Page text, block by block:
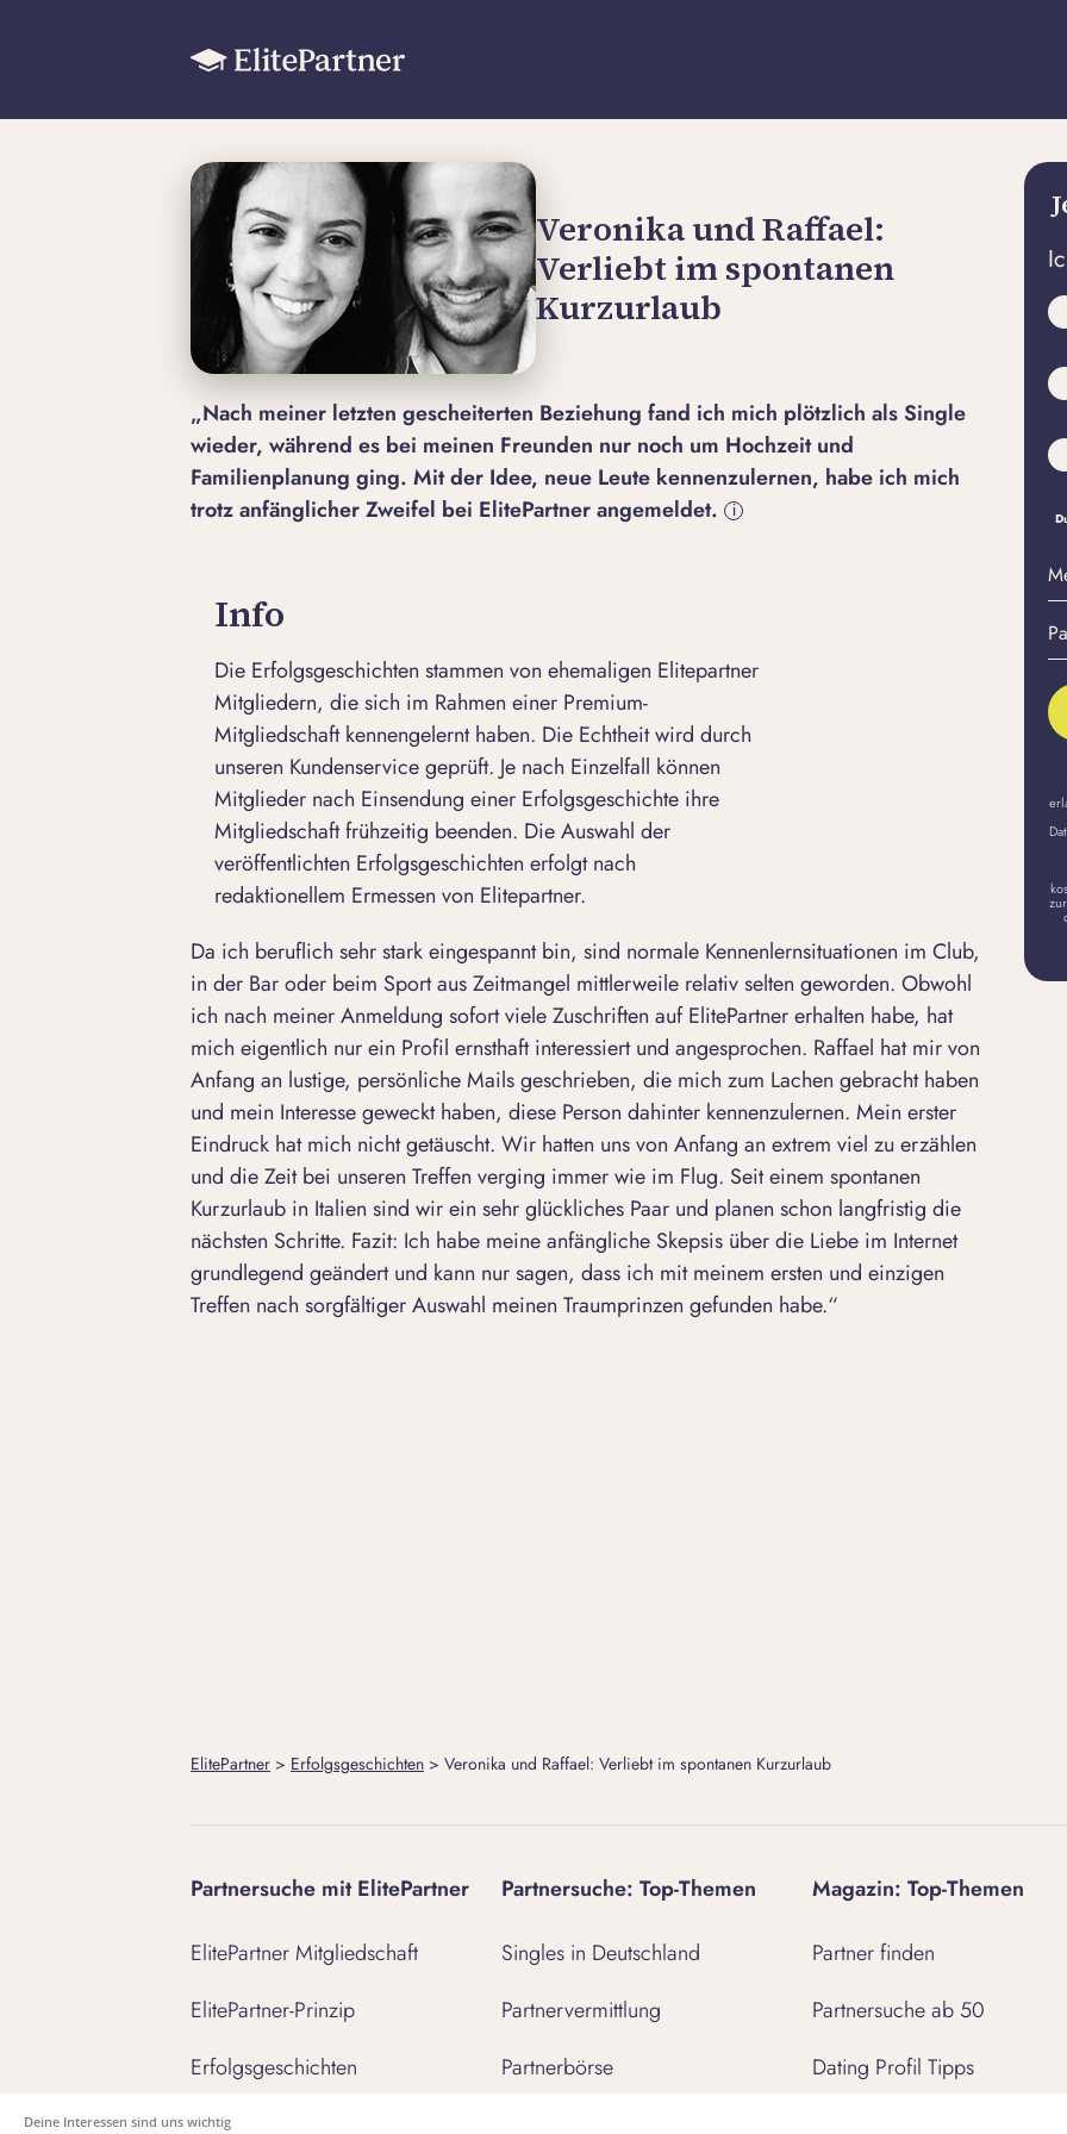
Veronika und Raffael:
Verliebt im spontanen
Kurzurlaub
„Nach meiner letzten gescheiterten Beziehung fand ich mich plötzlich als Single
wieder, während es bei meinen Freunden nur noch um Hochzeit und
Familienplanung ging. Mit der Idee, neue Leute kennenzulernen, habe ich mich
trotz anfänglicher Zweifel bei ElitePartner angemeldet.
i
Info
Die Erfolgsgeschichten stammen von ehemaligen Elitepartner
Mitgliedern, die sich im Rahmen einer Premium-
Mitgliedschaft kennengelernt haben. Die Echtheit wird durch
unseren Kundenservice geprüft. Je nach Einzelfall können
Mitglieder nach Einsendung einer Erfolgsgeschichte ihre
Mitgliedschaft frühzeitig beenden. Die Auswahl der
veröffentlichten Erfolgsgeschichten erfolgt nach
redaktionellem Ermessen von Elitepartner.
Da ich beruflich sehr stark eingespannt bin, sind normale Kennenlernsituationen im Club,
in der Bar oder beim Sport aus Zeitmangel mittlerweile relativ selten geworden. Obwohl
ich nach meiner Anmeldung sofort viele Zuschriften auf ElitePartner erhalten habe, hat
mich eigentlich nur ein Profil ernsthaft interessiert und angesprochen. Raffael hat mir von
Anfang an lustige, persönliche Mails geschrieben, die mich zum Lachen gebrachthaben
und mein Interesse geweckt haben, diese Person dahinter kennenzulernen. Mein erster
Eindruck hat mich nicht getäuscht. Wir hatten uns von Anfang an extrem viel zu erzählen
und die Zeit bei unseren Treffen verging immer wie im Flug. Seit einem spontanen
Kurzurlaub in Italien sind wir ein sehr glückliches Paar und planen schon langfristig die
nächsten Schritte. Fazit: Ich habe meine anfängliche Skepsis über die Liebe im Internet
grundlegend geändert und kann nur sagen, dass ich mit meinem ersten und einzigen
Treffen nach sorgfältiger Auswahl meinen Traumprinzen gefunden habe.“
E-
ElitePartner > Erfolgsgeschichten > Veronika und Raffael: Verliebt im spontanen Kurzurlaub
Partnersuche mit ElitePartner
ElitePartner Mitgliedschaft
ElitePartner-Prinzip
Erfolgsgeschichten
Sicherheit
Partnersuche: Top-Themen
Singles in Deutschland
Partnervermittlung
Partnerbörse
Magazin: Top-Themen
Partner finden
Partnersuche ab 50
Dating Profil Tipps
Deine Interessen sind uns wichtig